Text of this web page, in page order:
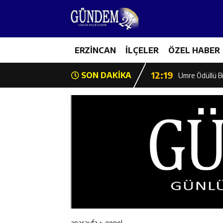
ERZİNCAN İLÇELER ÖZEL HABER
SON DAKİKA
17:03 Erzincan
12:19 Umre Ödüllü
12:17 Üzümlü’de
12:16 Vali
Geleceğin